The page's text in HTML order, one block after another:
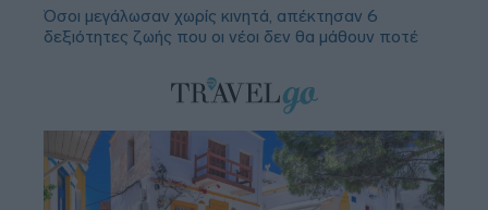
Όσοι μεγάλωσαν χωρίς κινητά, απέκτησαν 6
δεξιότητες ζωής που οι νέοι δεν θα μάθουν ποτέ